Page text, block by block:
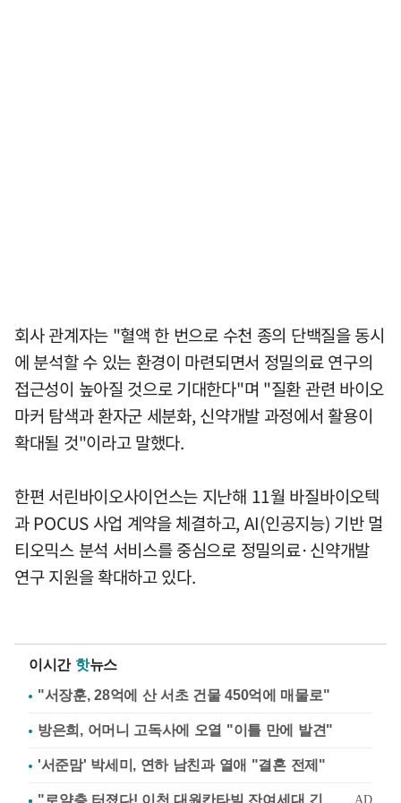
회사 관계자는 "혈액 한 번으로 수천 종의 단백질을 동시
에 분석할 수 있는 환경이 마련되면서 정밀의료 연구의
접근성이 높아질 것으로 기대한다"며 "질환 관련 바이오
마커 탐색과 환자군 세분화, 신약개발 과정에서 활용이
확대될 것"이라고 말했다.
한편 서린바이오사이언스는 지난해 11월 바질바이오텍
과 POCUS 사업 계약을 체결하고, AI(인공지능) 기반 멀
티오믹스 분석 서비스를 중심으로 정밀의료·신약개발
연구 지원을 확대하고 있다.
이시간 핫뉴스
"서장훈, 28억에 산 서초 건물 450억에 매물로"
방은희, 어머니 고독사에 오열 "이틀 만에 발견"
'서준맘' 박세미, 연하 남친과 열애 "결혼 전제"